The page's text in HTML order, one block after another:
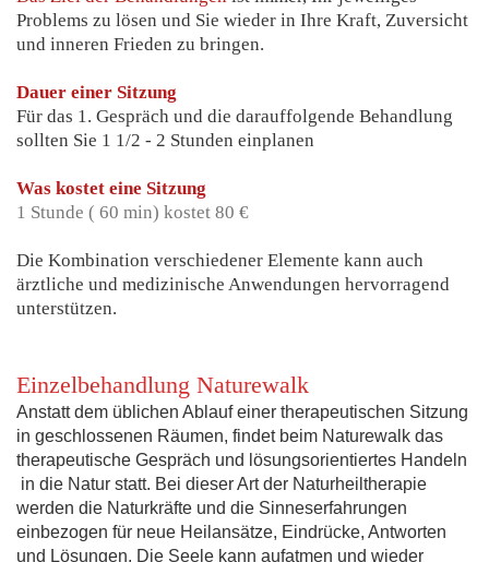
Problems zu lösen und Sie wieder in Ihre Kraft, Zuversicht
und inneren Frieden zu bringen.
Dauer einer Sitzung
Für das 1. Gespräch und die darauffolgende Behandlung
sollten Sie 1 1/2 - 2 Stunden einplanen
Was kostet eine Sitzung
1 Stunde ( 60 min) kostet 80 €
Die Kombination verschiedener Elemente kann auch
ärztliche und medizinische Anwendungen hervorragend
unterstützen.
Einzelbehandlung Naturewalk
Anstatt dem üblichen Ablauf einer therapeutischen Sitzung
in geschlossenen Räumen, findet beim Naturewalk das
therapeutische Gespräch und lösungsorientiertes Handeln
in die Natur statt. Bei dieser Art der Naturheiltherapie
werden die Naturkräfte und die Sinneserfahrungen
einbezogen für neue Heilansätze, Eindrücke, Antworten
und Lösungen. Die Seele kann aufatmen und wieder